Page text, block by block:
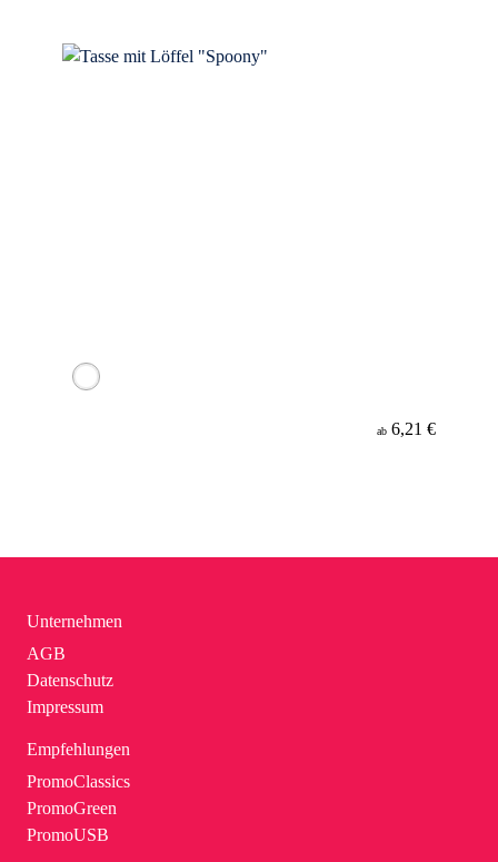
ab 6,21 €
Unternehmen
AGB
Datenschutz
Impressum
Empfehlungen
PromoClassics
PromoGreen
PromoUSB